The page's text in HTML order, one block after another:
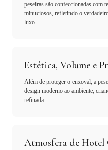
peseiras são confeccionadas com
minuciosos, refletindo o
luxo.
Estética, Volume e
Além de proteger o enxoval, a
design moderno ao ambiente,
refinada.
Atmosfera de Hotel